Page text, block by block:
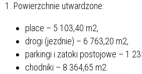
1. Powierzchnie utwardzone:
place – 5 103,40 m2,
drogi (jezdnie) – 6 763,20 m2,
parkingi i zatoki postojowe – 1
chodniki – 8 364,65 m2.